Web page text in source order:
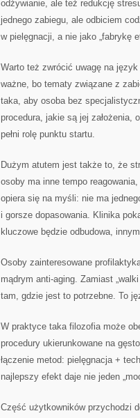
odżywianie, ale też redukcję
jednego zabiegu, ale odbiciem
w pielęgnacji, a nie jako „fabrykę
Warto też zwrócić uwagę na
ważne, bo tematy związane z
taka, aby osoba bez
procedura, jakie są jej założenia,
pełni rolę punktu startu.
Dużym atutem jest także to, że
osoby ma inne tempo
opiera się na myśli: nie ma
i gorsze dopasowania. Klinika
kluczowe będzie odbudowa,
Osoby zainteresowane
mądrym anti-aging. Zamiast
tam, gdzie jest to potrzebne. To
W praktyce taka filozofia może
procedury ukierunkowane na
łączenie metod: pielęgnacja +
najlepszy efekt daje nie jeden
Część użytkowników przychodzi